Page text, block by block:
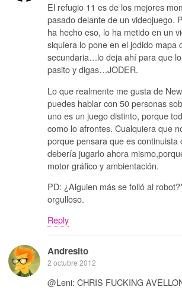
El refugio 11 es de los mejores
pasado delante de un videojuego.
ha hecho eso, lo ha metido en un
siquiera lo pone en el jodido mapa
secundaria…lo deja ahí para que
pasito y digas…JODER.
Lo que realmente me gusta de
puedes hablar con 50 personas
uno es un juego distinto, porque
como lo afrontes. Cualquiera que
porque pensara que es continuista
debería jugarlo ahora
motor gráfico y ambientación.
PD: ¿Alguien más se folló al
orgulloso.
Reply
Andresito
2 octubre 2012
@Leni: CHRIS FUCKING